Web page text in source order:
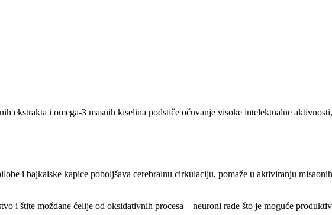
ekstrakta i omega-3 masnih kiselina podstiče očuvanje visoke intelektualne
i bajkalske kapice poboljšava cerebralnu cirkulaciju, pomaže u aktiviranju
i štite moždane ćelije od oksidativnih procesa – neuroni rade što je moguće